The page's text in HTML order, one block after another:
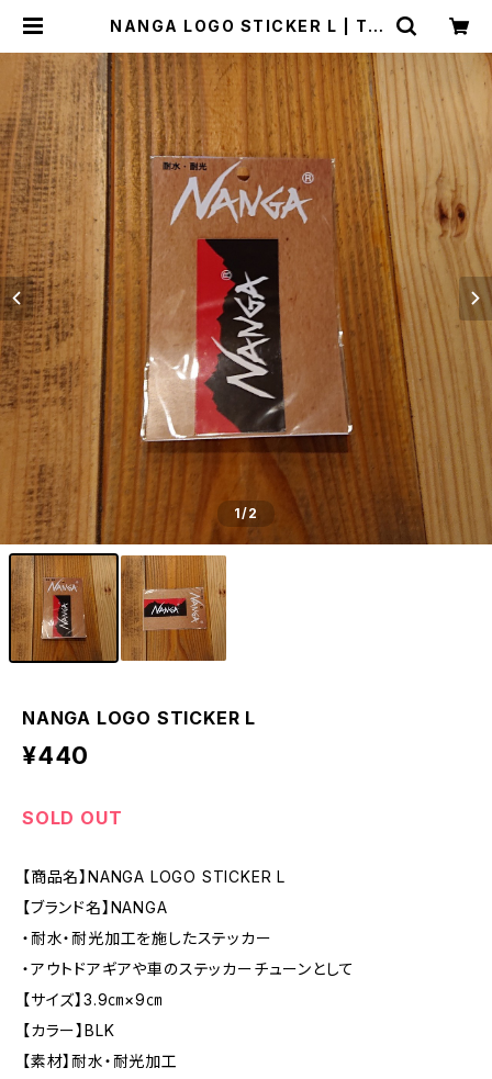
NANGA LOGO STICKER L | TH
1/2
NANGA LOGO STICKER L
¥440
SOLD OUT
【商品名】NANGA LOGO STICKER L
【ブランド名】NANGA
・耐水・耐光加工を施したステッカー
・アウトドアギアや車のステッカーチューンとして
【サイズ】3.9㎝×9㎝
【カラー】BLK
【素材】耐水・耐光加工